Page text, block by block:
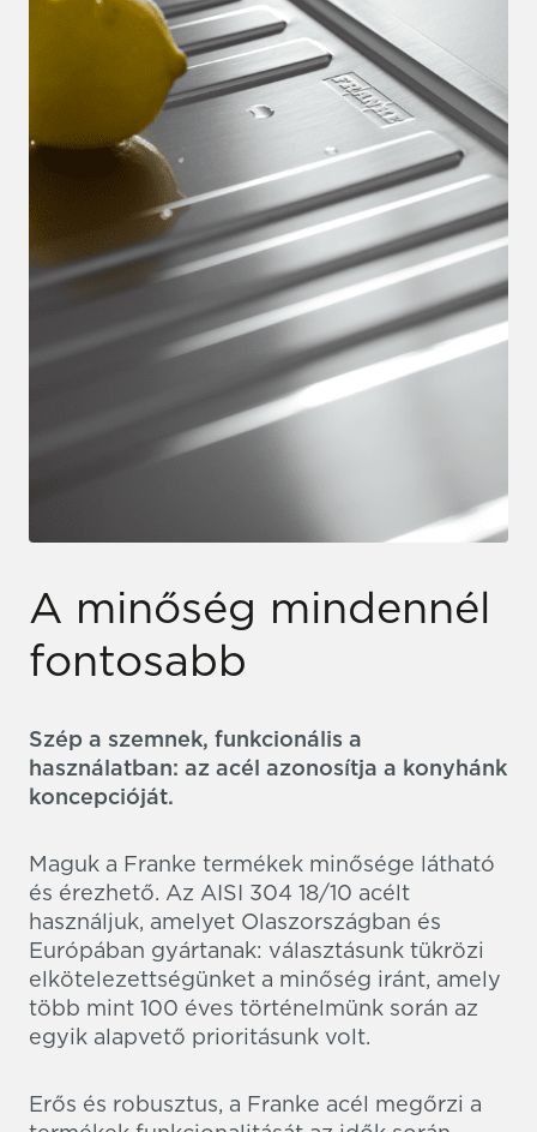
A minőség mindennél
fontosabb
Szép a szemnek, funkcionális a
használatban: az acél azonosítja a konyhánk
koncepcióját.
Maguk a Franke termékek minősége látható
és érezhető. Az AISI 304 18/10 acélt
használjuk, amelyet Olaszországban és
Európában gyártanak: választásunk tükrözi
elkötelezettségünket a minőség iránt, amely
több mint 100 éves történelmünk során az
egyik alapvető prioritásunk volt.
Erős és robusztus, a Franke acél megőrzi a